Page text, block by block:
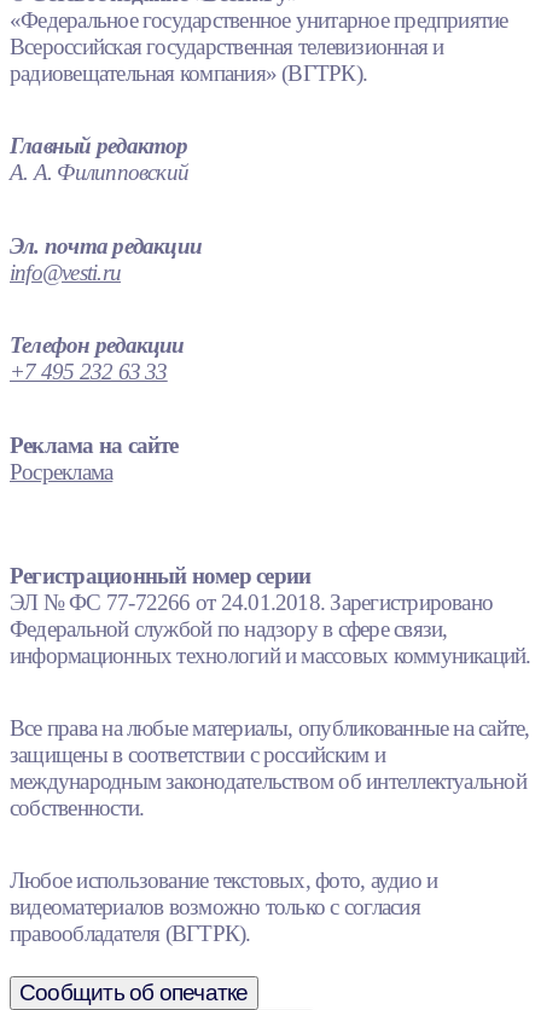
«Федеральное государственное унитарное предприятие
Всероссийская государственная телевизионная и
радиовещательная компания» (ВГТРК).
Главный редактор
А. А. Филипповский
Эл. почта редакции
info@vesti.ru
Телефон редакции
+7 495 232 63 33
Реклама на сайте
Росреклама
Регистрационный номер серии
ЭЛ № ФС 77-72266 от 24.01.2018. Зарегистрировано
Федеральной службой по надзору в сфере связи,
информационных технологий и массовых коммуникаций.
Все права на любые материалы, опубликованные на сайте,
защищены в соответствии с российским и
международным законодательством об интеллектуальной
собственности.
Любое использование текстовых, фото, аудио и
видеоматериалов возможно только с согласия
правообладателя (ВГТРК).
Сообщить об опечатке